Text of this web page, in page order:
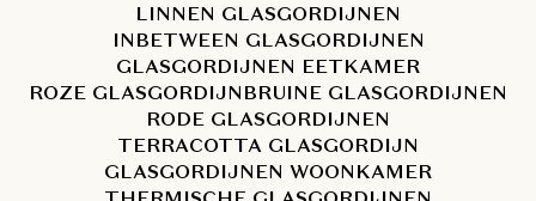
LINNEN GLASGORDIJNEN
INBETWEEN GLASGORDIJNEN
GLASGORDIJNEN EETKAMER
ROZE GLASGORDIJNBRUINE GLASGORDIJNEN
RODE GLASGORDIJNEN
TERRACOTTA GLASGORDIJN
GLASGORDIJNEN WOONKAMER